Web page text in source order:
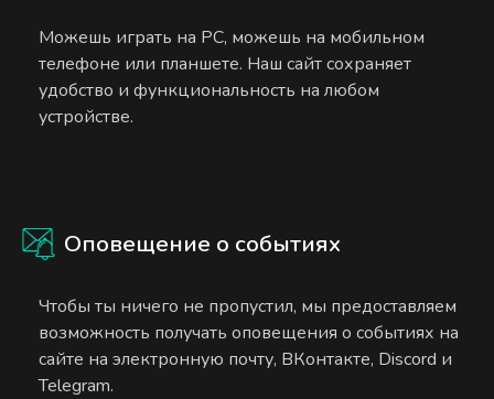
Можешь играть на PC, можешь на мобильном
телефоне или планшете. Наш сайт сохраняет
удобство и функциональность на любом
устройстве.
Оповещение о событиях
Чтобы ты ничего не пропустил, мы предоставляем
возможность получать оповещения о событиях на
сайте на электронную почту, ВКонтакте, Discord и
Telegram.